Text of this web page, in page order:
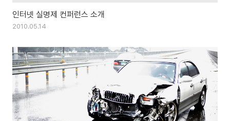
인터넷 실명제 컨퍼런스 소개
2010.05.14